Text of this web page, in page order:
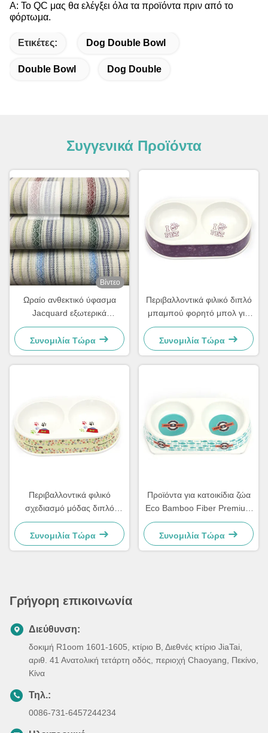
Α: Το QC μας θα ελέγξει όλα τα προϊόντα πριν από το
φόρτωμα.
Ετικέτες: Dog Double Bowl
Double Bowl Dog Double
Συγγενικά Προϊόντα
Βίντεο
Ωραίο ανθεκτικό ύφασμα
Jacquard εξωτερικά
μαξιλάρια Sunbrella ύφασμα
Συνομιλία Τώρα
Περιβαλλοντικά φιλικό διπλό
μπαμπού φορητό μπολ για
σκύλους και κατοικίδια ζώα
Συνομιλία Τώρα
Περιβαλλοντικά φιλικό
σχεδιασμό μόδας διπλό
δοχείο σκουπιδιών από ίνες
μπαμπού
Συνομιλία Τώρα
Προϊόντα για κατοικίδια ζώα
Eco Bamboo Fiber Premium
Dog Double Bowl
Συνομιλία Τώρα
Γρήγορη επικοινωνία
Διεύθυνση:
δοκιμή R1oom 1601-1605, κτίριο Β, Διεθνές κτίριο JiaTai,
αριθ. 41 Ανατολική τετάρτη οδός, περιοχή Chaoyang, Πεκίνο,
Κίνα
Τηλ.:
0086-731-6457244234